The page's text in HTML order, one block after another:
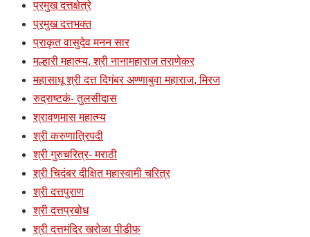
प्रमुख दत्तक्षेत्रे
प्रमुख दत्तभक्त
प्राकृत वासुदेव मनन सार
मल्हारी महात्म्य, श्री नानामहाराज तराणेकर
महासाधू श्री दत्त दिगंबर अण्णाबुवा महाराज, मिरज
रुद्राष्टकं- तुलसीदास
श्रावणमास महात्म्य
श्री करुणात्रिपदी
श्री गुरुचरित्र- मराठी
श्री चिदंबर दीक्षित महास्वामी चरित्र
श्री दत्तपुराण
श्री दत्तप्रबोध
श्री दत्तमंदिर खरोळा पीडीफ